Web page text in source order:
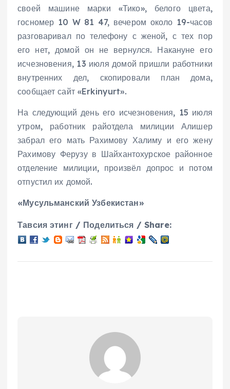
своей машине марки «Тико», белого цвета,
госномер 10 W 81 47, вечером около 19-часов
разговаривал по телефону с женой, с тех пор
его нет, домой он не вернулся. Накануне его
исчезновения, 13 июля домой пришли работники
внутренних дел, скопировали план дома,
сообщает сайт «Erkinyurt».
На следующий день его исчезновения, 15 июля
утром, работник райотдела милиции Алишер
забрал его мать Рахимову Халиму и его жену
Рахимову Ферузу в Шайхантохурское районное
отделение милиции, произвёл допрос и потом
отпустил их домой.
«Мусульманский Узбекистан»
Тавсия этинг / Поделиться / Share: